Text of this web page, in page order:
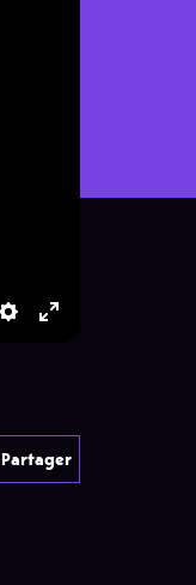
Partager